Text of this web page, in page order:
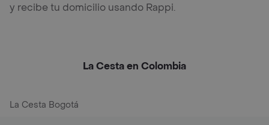
y recibe tu domicilio usando Rappi.
La Cesta en Colombia
La Cesta Bogotá